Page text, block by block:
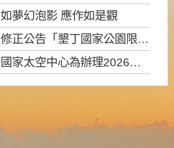
如夢幻泡影 應作如是觀
修正公告「墾丁國家公園限制水域遊憩活動之種類、範圍、時間及行為」，自即日生效。
國家太空中心為辦理2026台灣盃火箭競賽，陸、海、空域警戒及協調相關事宜，因颱風備案事宜